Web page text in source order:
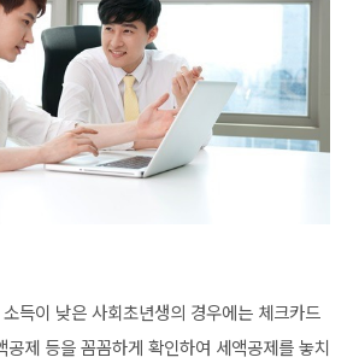
득이 낮은 사회초년생의 경우에는 체크카드
제 등을 꼼꼼하게 확인하여 세액공제를 놓치